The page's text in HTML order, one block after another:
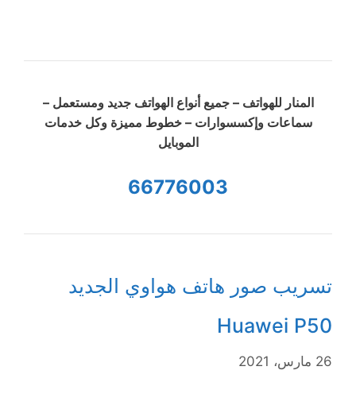
المنار للهواتف – جميع أنواع الهواتف جديد ومستعمل –
سماعات وإكسسوارات – خطوط مميزة وكل خدمات
الموبايل
66776003
تسريب صور هاتف هواوي الجديد
Huawei P50
26 مارس، 2021